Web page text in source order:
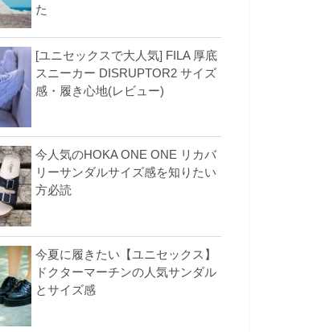
た
[ユニセックスで大人気] FILA 厚底
スニーカー DISRUPTOR2 サイズ
感・履き心地(レビュー)
今人気のHOKA ONE ONE リカバ
リーサンダルサイズ感を知りたい
方必読
今夏に履きたい【ユニセックス】
ドクターマーチンの人気サンダル
とサイズ感